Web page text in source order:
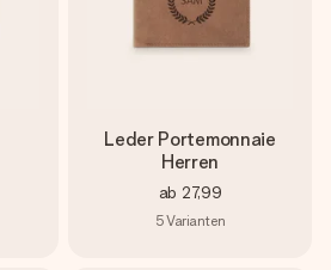
Leder Portemonnaie
Herren
ab 27,99
5Varianten